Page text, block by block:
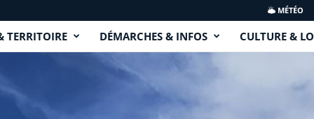
MÉTÉO
TERRITOIRE DÉMARCHES & INFOS CULTURE &